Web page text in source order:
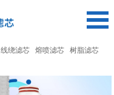
线绕滤芯 熔喷滤芯 树脂滤芯